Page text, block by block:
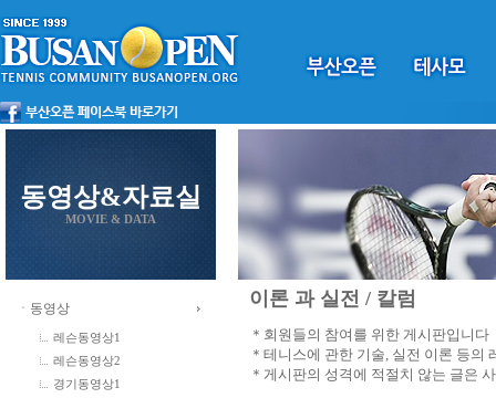
동영상&자료실
MOVIE & DATA
ㆍ동영상
레슨동영상1
레슨동영상2
경기동영상1
이론 과 실전 / 칼럼
＊회원들의 참여를 위한 게시판입니다
＊테니스에 관한 기술, 실전 이론 등의
＊게시판의 성격에 적절치 않는 글은